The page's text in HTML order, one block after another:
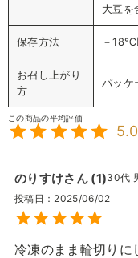
大豆を
保存方法 －18℃
お召し上がり
方
パッケ
のりすけ 1 30代
投稿日
2025/06/02
冷凍のまま輪切りに